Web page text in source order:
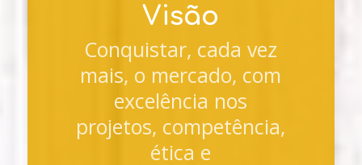
Visão
Conquistar, cada vez
mais, o mercado, com
excelência nos
projetos, competência,
ética e